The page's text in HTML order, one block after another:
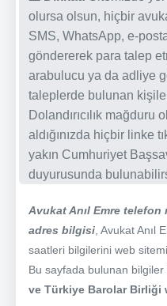
olursa olsun, hiçbir
SMS, WhatsApp, e-
göndererek para talep
arabulucu ya da adliye
taleplerde bulunan
Dolandırıcılık
aldığınızda hiçbir linke
yakın Cumhuriyet
duyurusunda
Avukat Anıl Emre telefon
adres bilgisi , Avukat Anıl
saatleri bilgilerini web
Bu sayfada bulunan bilgiler
ve Türkiye Barolar Birliği